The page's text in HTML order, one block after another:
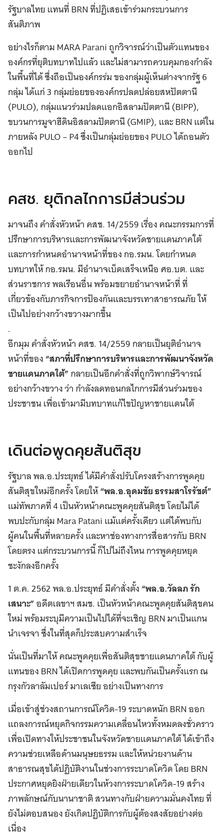
รัฐบาลไทย แทนที่ BRN ที่ปฏิเสธเข้าร่วมกระบวนการ
สันติภาพ
อย่างไรก็ตาม MARA Parani ถูกวิจารณ์ว่าเป็นตัวแทนของ
องค์กรที่ยุติบทบาทไปแล้ว และไม่สามารถควบคุมกองกำลัง
ในพื้นที่ได้ ซึ่งถือเป็นองค์กรร่ม ของกลุ่มผู้เห็นต่างจากรัฐ 6
กลุ่ม ได้แก่ 3 กลุ่มย่อยขององค์กรปลดปล่อยสหปัตตานี
(PULO), กลุ่มแนวร่วมปลดแอกอิสลามปัตตานี (BIPP),
ขบวนการมูจาฮีดินอิสลามปัตตานี (GMIP), และ BRN แต่ใน
ภายหลัง PULO – P4 ซึ่งเป็นกลุ่มย่อยของ PULO ได้ถอนตัว
ออกไป
คสช. ยุติกลไกการมีส่วนร่วม
มาจนถึง คำสั่งหัวหน้า คสช. 14/2559 เรื่อง คณะกรรมการที่
ปรึกษาการบริหารและการพัฒนาจังหวัดชายแดนภาคใต้
และการกำหนดอำนาจหน้าที่ของ กอ.รมน. โดยกำหนด
บทบาทให้ กอ.รมน. มีอำนาจเบ็ดเสร็จเหนือ ศอ.บต. และ
ส่วนราชการ พลเรือนอื่น พร้อมขยายอำนาจหน้าที่ ที่
เกี่ยวข้องกับภารกิจการป้องกันและบรรเทาสาธารณภัย ให้
เป็นไปอย่างกว้างขวางมากขึ้น
.
อีกมุม คำสั่งหัวหน้า คสช. 14/2559 กลายเป็นยุติอำนาจ
หน้าที่ของ“สภาที่ปรึกษาการบริหารและการพัฒนาจังหวัด
ชายแดนภาคใต้”กลายเป็นอีกคำสั่งที่ถูกวิพากษ์วิจารณ์
อย่างกว้างขวาง ว่า กำลังลดทอนกลไกการมีส่วนร่วมของ
ประชาชน เพื่อเข้ามามีบทบาทแก้ไขปัญหาชายแดนใต้
เดินต่อพูดคุยสันติสุข
รัฐบาล พล.อ.ประยุทธ์ ได้มีคำสั่งปรับโครงสร้างการพูดคุย
สันติสุขใหม่อีกครั้ง โดยให้“พล.อ.อุดมชัย ธรรมสาโรรัชต์”
แม่ทัพภาคที่ 4 เป็นหัวหน้าคณะพูดคุยสันติสุข โดยไม่ได้
พบปะกับกลุ่ม Mara Patani แม้แต่ครั้งเดียว แต่ได้พบกับ
ผู้คนในพื้นที่หลายครั้ง และหาช่องทางการสื่อสารกับ BRN
โดยตรง แต่กระบวนการนี้ ก็ไปไม่ถึงไหน การพูดคุยหยุด
ชะงักลงอีกครั้ง
1 ต.ค. 2562 พล.อ.ประยุทธ์ มีคำสั่งตั้ง“พล.อ.วัลลภ รัก
เสนาะ”อดีตเลขาฯ สมช. เป็นหัวหน้าคณะพูดคุยสันติสุขคน
ใหม่ พร้อมระบุมีความเป็นไปได้ที่จะเชิญ BRN มาเป็นแกน
นำเจรจา ซึ่งในที่สุดก็ประสบความสำเร็จ
นั่นเป็นที่มาให้ คณะพูดคุยเพื่อสันติสุขชายแดนภาคใต้ กับผู้
แทนของ BRN ได้เปิดการพูดคุย และพบกันเป็นครั้งแรก ณ
กรุงกัวลาลัมเปอร์ มาเลเซีย อย่างเป็นทางการ
เมื่อเข้าสู่ช่วงสถานการณ์โควิด-19 ระบาดหนัก BRN ออก
แถลงการณ์หยุดกิจกรรมความเคลื่อนไหวทั้งหมดลงชั่วคราว
เพื่อเปิดทางให้ประชาชนในจังหวัดชายแดนภาคใต้ ได้เข้าถึง
ความช่วยเหลือด้านมนุษยธรรม และให้หน่วยงานด้าน
สาธารณสุขได้ปฏิบัติงานในช่วงการระบาดโควิด โดย BRN
ประกาศหยุดยิงฝ่ายเดียวในห้วงการระบาดโควิด-19 สร้าง
ภาพลักษณ์กับนานาชาติ สวนทางกับฝ่ายความมั่นคงไทย ที่
ยังไม่ตอบสนอง ยังเกิดปฏิบัติการกับผู้ต้องสงสัยอย่างต่อ
เนื่อง